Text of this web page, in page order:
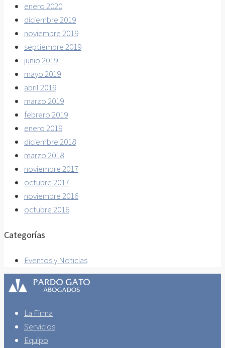
enero 2020
diciembre 2019
noviembre 2019
septiembre 2019
junio 2019
mayo 2019
abril 2019
marzo 2019
febrero 2019
enero 2019
diciembre 2018
marzo 2018
noviembre 2017
octubre 2017
noviembre 2016
octubre 2016
Categorías
Eventos y Noticias
La Firma
Servicios
Equipo